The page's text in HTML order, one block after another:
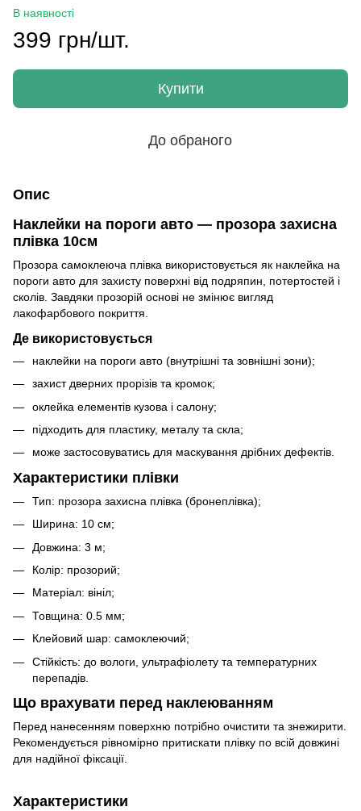
В наявності
399 грн/шт.
Купити
До обраного
Опис
Наклейки на пороги авто — прозора захисна
плівка 10см
Прозора самоклеюча плівка використовується як наклейка на
пороги авто для захисту поверхні від подряпин, потертостей і
сколів. Завдяки прозорій основі не змінює вигляд
лакофарбового покриття.
Де використовується
наклейки на пороги авто (внутрішні та зовнішні зони);
захист дверних прорізів та кромок;
оклейка елементів кузова і салону;
підходить для пластику, металу та скла;
може застосовуватись для маскування дрібних дефектів.
Характеристики плівки
Тип: прозора захисна плівка (бронеплівка);
Ширина: 10 см;
Довжина: 3 м;
Колір: прозорий;
Матеріал: вініл;
Товщина: 0.5 мм;
Клейовий шар: самоклеючий;
Стійкість: до вологи, ультрафіолету та температурних
перепадів.
Що врахувати перед наклеюванням
Перед нанесенням поверхню потрібно очистити та знежирити.
Рекомендується рівномірно притискати плівку по всій довжині
для надійної фіксації.
Характеристики